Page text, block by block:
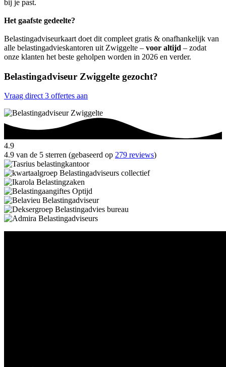
bij je past.
Het gaafste gedeelte?
Belastingadviseurkaart doet dit compleet gratis & onafhankelijk van
alle belastingadvieskantoren uit Zwiggelte – voor altijd – zodat
onze klanten het beste geholpen worden in 2026 en verder.
Belastingadviseur Zwiggelte gezocht?
Vraag direct 3 offertes aan
4.9
4.9 van de 5 sterren (gebaseerd op 279 reviews)